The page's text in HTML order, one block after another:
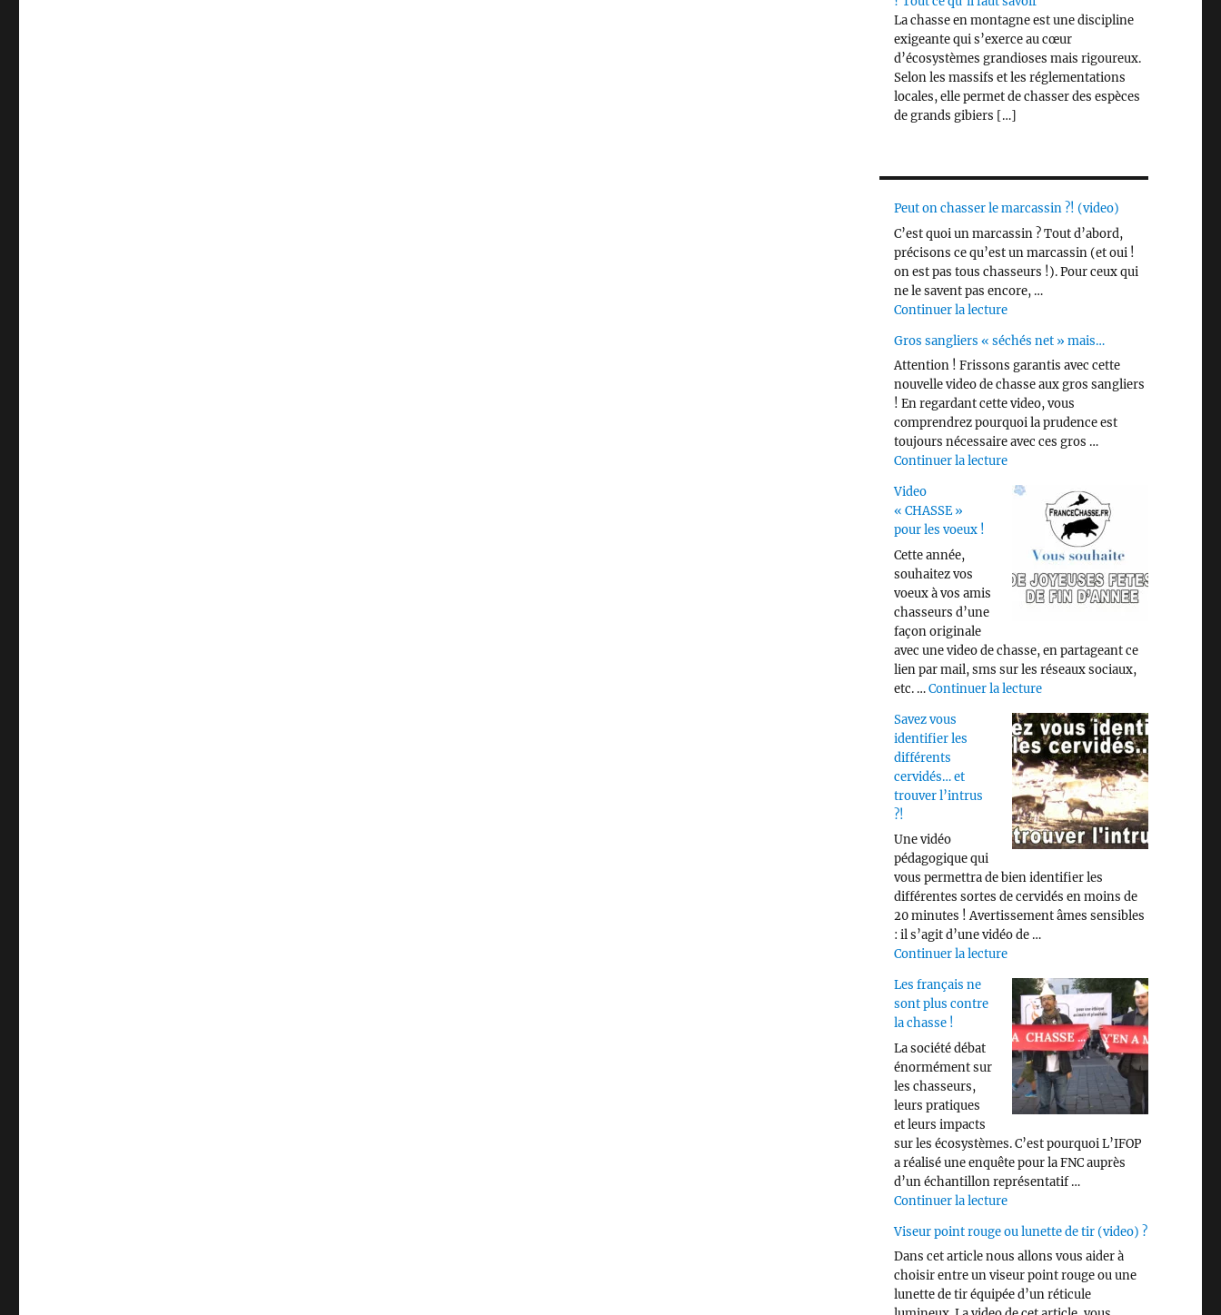
La chasse en montagne est une discipline
exigeante qui s’exerce au cœur
d’écosystèmes grandioses mais rigoureux.
Selon les massifs et les réglementations
locales, elle permet de chasser des espèces
de grands gibiers […]
Peut on chasser le marcassin ?! (video)
C’est quoi un marcassin ? Tout d’abord,
précisons ce qu’est un marcassin (et oui !
on est pas tous chasseurs !). Pour ceux qui
ne le savent pas encore, …
Continuer la lecturede « Peut on chasser le marcassin ?!
Gros sangliers « séchés net » mais…
Attention ! Frissons garantis avec cette
nouvelle video de chasse aux gros sangliers
! En regardant cette video, vous
comprendrez pourquoi la prudence est
toujours nécessaire avec ces gros …
Continuer la lecturede « Gros sangliers « séchés net »
Video
« CHASSE »
pour les voeux !
Cette année,
souhaitez vos
voeux à vos amis
chasseurs d’une
façon originale
avec une video de chasse, en partageant ce
lien par mail, sms sur les réseaux sociaux,
etc. …Continuer la lecturede « Video « CHASSE » pour
Savez vous
identifier les
différents
cervidés… et
trouver l’intrus
?!
Une vidéo
pédagogique qui
vous permettra de bien identifier les
différentes sortes de cervidés en moins de
20 minutes ! Avertissement âmes sensibles
: il s’agit d’une vidéo de …
Continuer la lecturede « Savez vous identifier les
Les français ne
sont plus contre
la chasse !
La société débat
énormément sur
les chasseurs,
leurs pratiques
et leurs impacts
sur les écosystèmes. C’est pourquoi L’IFOP
a réalisé une enquête pour la FNC auprès
d’un échantillon représentatif …
Continuer la lecturede « Les français ne sont plus contre
Viseur point rouge ou lunette de tir (video) ?
Dans cet article nous allons vous aider à
choisir entre un viseur point rouge ou une
lunette de tir équipée d’un réticule